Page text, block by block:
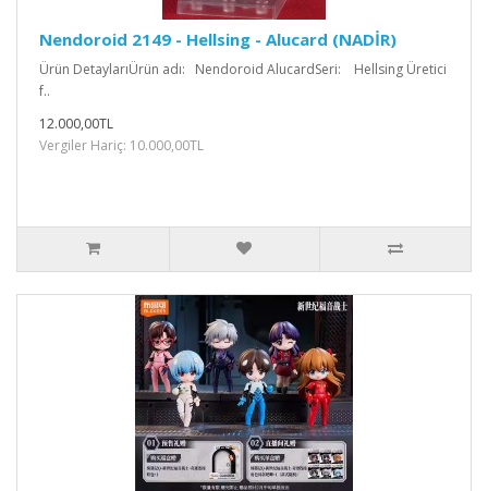
Nendoroid 2149 - Hellsing - Alucard (NADİR)
Ürün DetaylarıÜrün adı: Nendoroid AlucardSeri: Hellsing Üretici
f..
12.000,00TL
Vergiler Hariç: 10.000,00TL